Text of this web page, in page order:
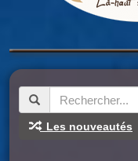
Les nouveautés